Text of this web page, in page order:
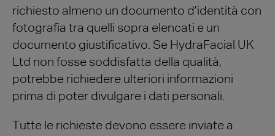
richiesto almeno un documento d’identità con
fotografia tra quelli sopra elencati e un
documento giustificativo. Se HydraFacial UK
Ltd non fosse soddisfatta della qualità,
potrebbe richiedere ulteriori informazioni
prima di poter divulgare i dati personali.
Tutte le richieste devono essere inviate a